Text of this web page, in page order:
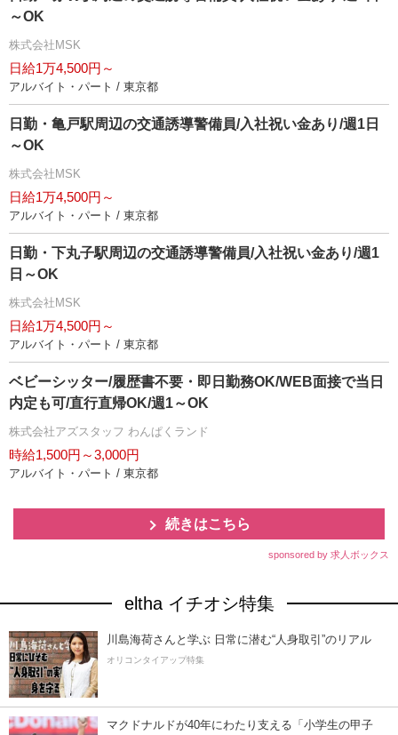
～OK
株式会社MSK
日給1万4,500円～
アルバイト・パート / 東京都
日勤・亀戸駅周辺の交通誘導警備員/入社祝い金あり/週1日
～OK
株式会社MSK
日給1万4,500円～
アルバイト・パート / 東京都
日勤・下丸子駅周辺の交通誘導警備員/入社祝い金あり/週1
日～OK
株式会社MSK
日給1万4,500円～
アルバイト・パート / 東京都
ベビーシッター/履歴書不要・即日勤務OK/WEB面接で当日
内定も可/直行直帰OK/週1～OK
株式会社アズスタッフ わんぱくランド
時給1,500円～3,000円
アルバイト・パート / 東京都
続きはこちら
sponsored by 求人ボックス
eltha イチオシ特集
川島海荷さんと学ぶ 日常に潜む“人身取引”のリアル
オリコンタイアップ特集
マクドナルドが40年にわたり支える「小学生の甲子